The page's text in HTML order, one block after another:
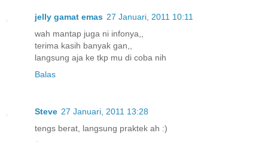
jelly gamat emas 27 Januari, 2011 10:11
wah mantap juga ni infonya,,
terima kasih banyak gan,,
langsung aja ke tkp mu di coba nih
Balas
Steve 27 Januari, 2011 13:28
tengs berat, langsung praktek ah :)